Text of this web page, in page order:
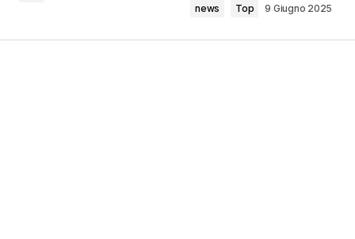
news Top 9 Giugno 2025